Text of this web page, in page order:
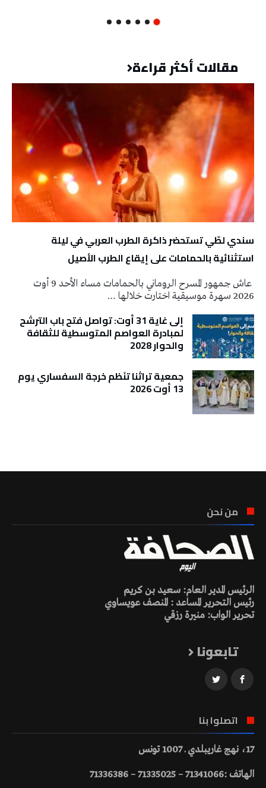
مقالات أكثر قراءة
سندي لطّي تستحضر ذاكرة الطرب العربي في ليلة
استثنائية بالحمامات على إيقاع الطرب الأصيل
عاش جمهور المسرح الروماني بالحمامات مساء الأحد 9 أوت
2026 سهرة موسيقية اختارت خلالها …
إلى غاية 31 أوت: تواصل فتح باب الترشح
لمبادرة العواصم المتوسطية للثقافة
والحوار 2028
جمعية تراثنا تنَظم خرجة السفساري يوم
13 أوت 2026
من نحن
الرئيس المدير العام: سعيد بن كريم
رئيس التحرير المساعد : المنصف عويساوي
تحرير الواب: منيرة رزقي
تابعونا
اتصلوا بنا
17، نهج غاريبلدي ـ 1007 تونس
الهاتف :71341066 – 71335025 – 71336386